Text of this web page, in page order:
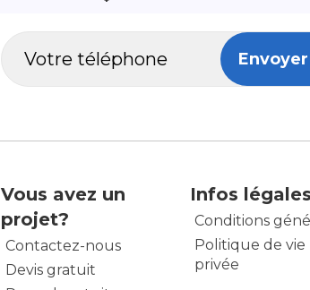
Envoyer
Vous avez un
projet?
Contactez-nous
Devis gratuit
Infos légales
Conditions
Politique de vie
privée